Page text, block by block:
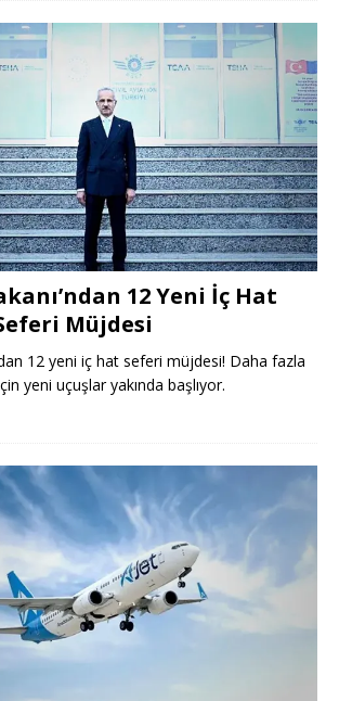
12 Yeni İç Hat
Müjdesi
12 yeni iç hat seferi müjdesi! Daha fazla
yeni uçuşlar yakında başlıyor.